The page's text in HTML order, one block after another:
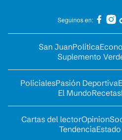
Seguinos en:
San JuanPolítica
Suplemento
PolicialesPasión Deportiva
El MundoRecetas
Cartas del lectorOpinion
Tendencia